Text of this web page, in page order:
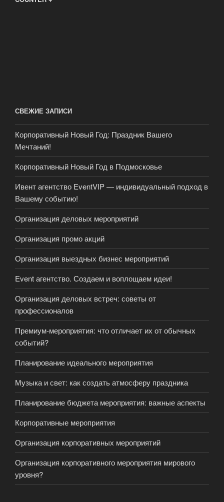
СВЕЖИЕ ЗАПИСИ
Корпоративный Новый Год: Праздник Вашего
Мечтаний!
Корпоративный Новый Год в Подмосковье
Ивент агентство EventVIP — индивидуальный подход в
Вашему событию!
Организация деловых мероприятий
Организация промо акций
Организация выездных бизнес мероприятий
Event агентство. Создаем и воплощаем идеи!
Организация деловых встреч: советы от
профессионалов
Премиум-мероприятия: что отличает их от обычных
событий?
Планирование идеального мероприятия
Музыка и свет: как создать атмосферу праздника
Планирование бюджета мероприятия: важные аспекты
Корпоративные мероприятия
Организация корпоративных мероприятий
Организация корпоративного мероприятия мирового
уровня?